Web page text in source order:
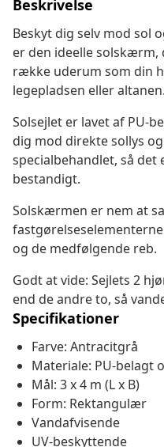
Beskrivelse
Beskyt dig selv mod sol
er den ideelle solskærm,
række uderum som din
legepladsen eller altanen.
Solsejlet er lavet af PU-
dig mod direkte sollys
specialbehandlet, så det
bestandigt.
Solskærmen er nem at
og de medfølgende reb.
Godt at vide: Sejlets 2
end de andre to, så
Specifikationer
Farve: Antracitgrå
Materiale: PU-belagt
Mål: 3 x 4 m (L x B)
Form: Rektangulær
Vandafvisende
UV-beskyttende